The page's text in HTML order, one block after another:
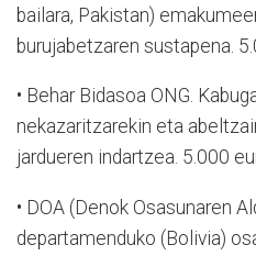
bailara, Pakistan)
burujabetzaren sustapena.
• Behar Bidasoa ONG.
nekazaritzarekin eta
jardueren indartzea. 5.000
• DOA (Denok Osasunaren
departamenduko (Bolivia)